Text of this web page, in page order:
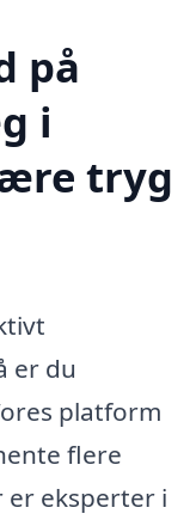
på
i
tryg
er du
platform
flere
eksperter i